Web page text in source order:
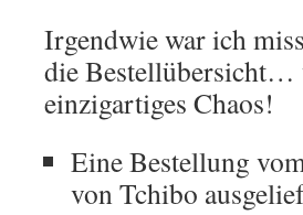
Irgendwie war ich
die Bestellübersicht…
einzigartiges Chaos!
Eine Bestellung
von Tchibo